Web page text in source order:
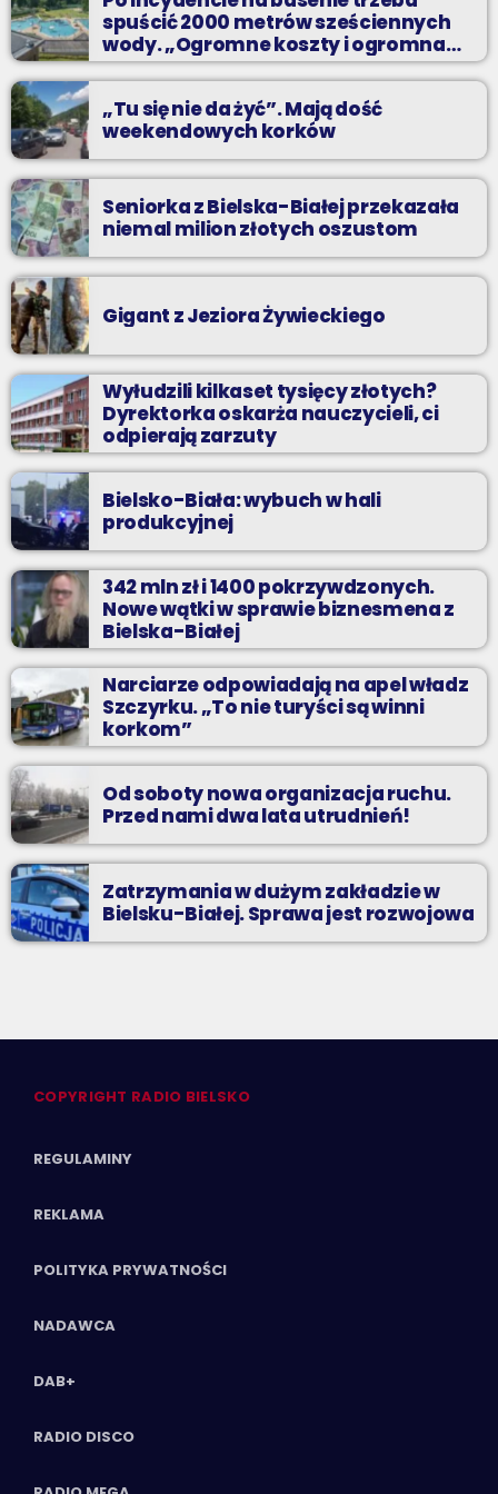
spuścić 2000 metrów sześciennych
wody. „Ogromne koszty i ogromna
praca”
„Tu się nie da żyć”. Mają dość
weekendowych korków
Seniorka z Bielska-Białej przekazała
niemal milion złotych oszustom
Gigant z Jeziora Żywieckiego
Wyłudzili kilkaset tysięcy złotych?
Dyrektorka oskarża nauczycieli, ci
odpierają zarzuty
Bielsko-Biała: wybuch w hali
produkcyjnej
342 mln zł i 1400 pokrzywdzonych.
Nowe wątki w sprawie biznesmena z
Bielska-Białej
Narciarze odpowiadają na apel władz
Szczyrku. „To nie turyści są winni
korkom”
Od soboty nowa organizacja ruchu.
Przed nami dwa lata utrudnień!
Zatrzymania w dużym zakładzie w
Bielsku-Białej. Sprawa jest rozwojowa
COPYRIGHT RADIO BIELSKO
REGULAMINY
REKLAMA
POLITYKA PRYWATNOŚCI
NADAWCA
DAB+
RADIO DISCO